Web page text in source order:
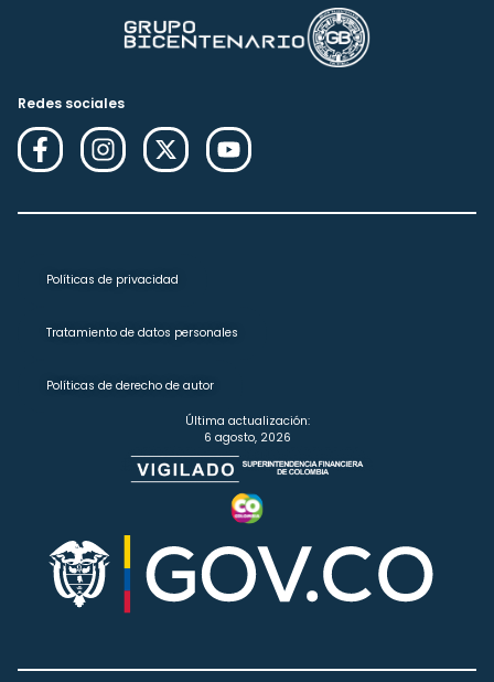
Redes sociales
Políticas de privacidad
Tratamiento de datos personales
Políticas de derecho de autor
Última actualización:
6 agosto, 2026